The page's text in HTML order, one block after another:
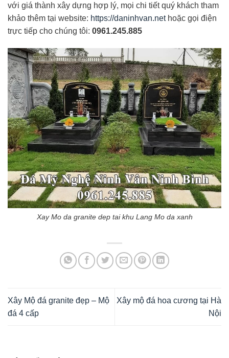
với giá thành xây dựng hợp lý, mọi chi tiết quý khách tham
khảo thêm tại website: https://daninhvan.nethoặc gọi điện
trực tiếp cho chúng tôi: 0961.245.885
Xay Mo da granite dep tai khu Lang Mo da xanh
Xây Mộ đá granite đẹp – Mộ
đá 4 cấp
Xây mộ đá hoa cương tại Hà
Nội